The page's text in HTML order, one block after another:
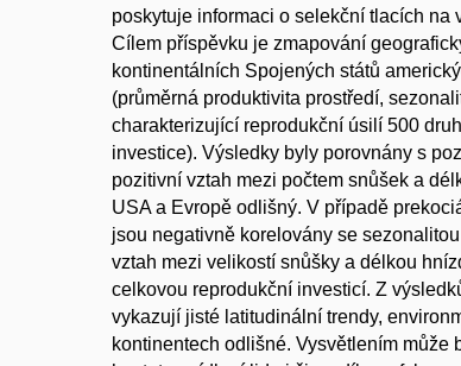
poskytuje informaci o selekční tlacích
Cílem příspěvku je zmapování
kontinentálních Spojených států
(průměrná produktivita prostředí,
charakterizující reprodukční úsilí 500
investice). Výsledky byly porovnány s
pozitivní vztah mezi počtem snůšek a
USA a Evropě odlišný. V případě
jsou negativně korelovány se
vztah mezi velikostí snůšky a délkou
celkovou reprodukční investicí. Z
vykazují jisté latitudinální trendy,
kontinentech odlišné. Vysvětlením